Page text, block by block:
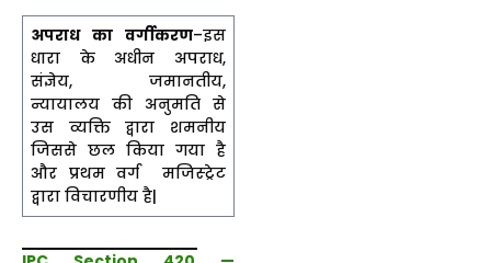
अपराध का वर्गीकरण–इस
धारा के अधीन अपराध,
संज्ञेय, जमानतीय,
न्यायालय की अनुमति से
उस व्यक्ति द्वारा शमनीय
जिससे छल किया गया है
और प्रथम वर्ग मजिस्ट्रेट
द्वारा विचारणीय है|